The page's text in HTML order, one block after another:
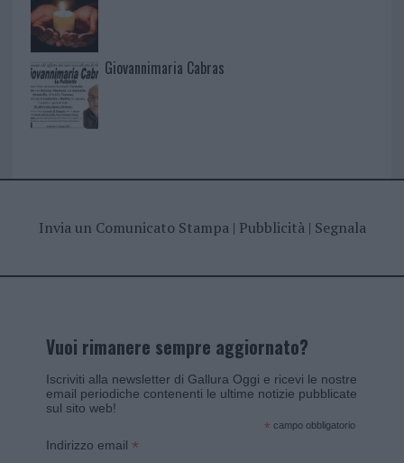
Giovannimaria Cabras
Invia un Comunicato Stampa| Pubblicità| Segnala
Vuoi rimanere sempre aggiornato?
Iscriviti alla newsletter di Gallura Oggi e ricevi le nostre
email periodiche contenenti le ultime notizie pubblicate
sul sito web!
* campo obbligatorio
Indirizzo email *